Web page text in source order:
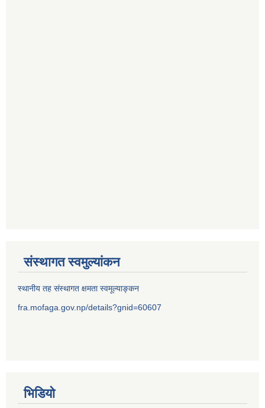
संस्थागत स्वमुल्यांकन
स्थानीय तह संस्थागत क्षमता स्वमूल्याङ्कन
fra.mofaga.gov.np/details?gnid=60607
भिडियो